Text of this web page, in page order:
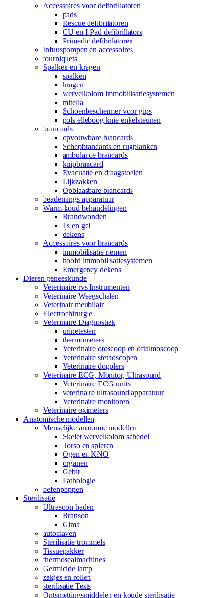
Accessoires voor defibrillatoren
pads
Rescue defibrilatoren
CU en I-Pad defibrillators
Primedic defibrilatoren
Infuuspompen en accessoires
tourniquets
Spalken en kragen
spalken
kragen
wervelkolom immobilisatiesystemen
mitella
Schoenbeschermer voor gips
pols elleboog knie enkelsteunen
brancards
opvouwbare brancards
Schepbrancards en rugplanken
ambulance brancards
kuipbrancard
Evacuatie en draagstoelen
Lijkzakken
Opblaasbare brancards
beademings apparatuur
Warm-koud behandelingen
Brandwonden
Ijs en gel
dekens
Accessoires voor brancards
immobilisatie riemen
hoofd immobilisatiesystemen
Emergency dekens
Dieren geneeskunde
Veterinaire rvs Instrumenten
Veterinaire Weegschalen
Veterinair meubilair
Electrochirurgie
Veterinaire Diagnostiek
urinetesten
thermometers
Veterinaire otoscoop en oftalmoscoop
Veterinaire stethoscopen
Veterinaire dopplers
Veterinaire ECG, Monitor, Ultrasound
Veterinaire ECG units
veterinaire ultrasound apparatuur
Veterinaire monitoren
Veterinaire oximeters
Anatomische modellen
Menselijke anatomie modellen
Skelet wervelkolom schedel
Torso en spieren
Ogen en KNO
organen
Gebit
Pathologie
oefenpoppen
Sterilisatie
Ultrasoon baden
Branson
Gima
autoclaven
Sterilisatie trommels
Tissuepakker
thermosealmachines
Germicide lamp
zakjes en rollen
sterilisatie Tests
Ontsmettingsmiddelen en koude sterilisatie